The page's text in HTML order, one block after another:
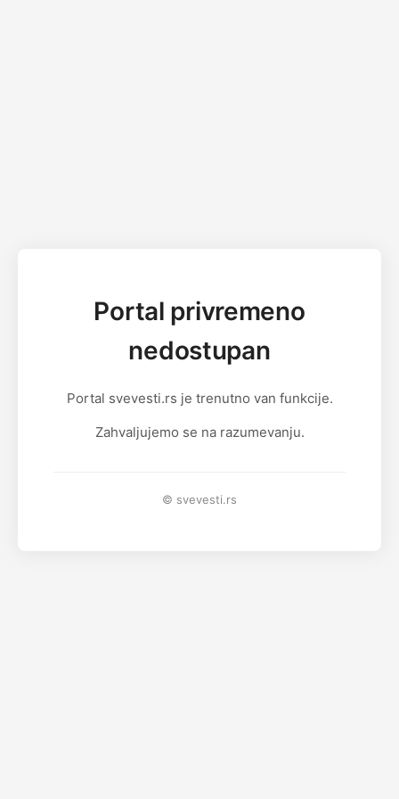
Portal privremeno
nedostupan
Portal svevesti.rs je trenutno van funkcije.
Zahvaljujemo se na razumevanju.
© svevesti.rs